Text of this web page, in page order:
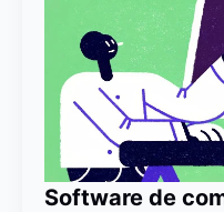
Software de